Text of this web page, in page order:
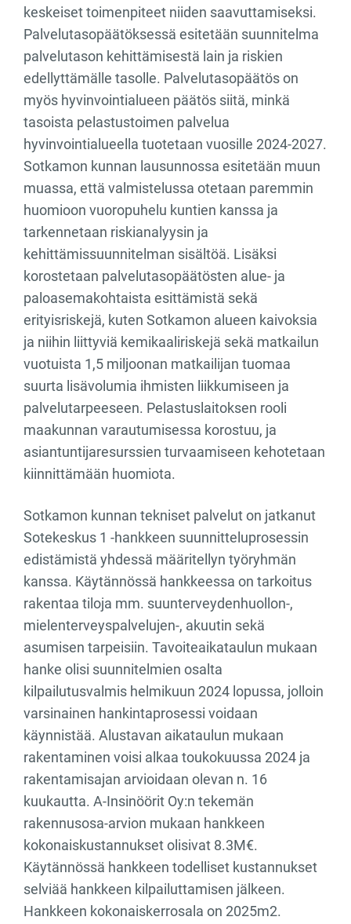
keskeiset toimenpiteet niiden saavuttamiseksi.
Palvelutasopäätöksessä esitetään suunnitelma
palvelutason kehittämisestä lain ja riskien
edellyttämälle tasolle. Palvelutasopäätös on
myös hyvinvointialueen päätös siitä, minkä
tasoista pelastustoimen palvelua
hyvinvointialueella tuotetaan vuosille 2024-2027.
Sotkamon kunnan lausunnossa esitetään muun
muassa, että valmistelussa otetaan paremmin
huomioon vuoropuhelu kuntien kanssa ja
tarkennetaan riskianalyysin ja
kehittämissuunnitelman sisältöä. Lisäksi
korostetaan palvelutasopäätösten alue- ja
paloasemakohtaista esittämistä sekä
erityisriskejä, kuten Sotkamon alueen kaivoksia
ja niihin liittyviä kemikaaliriskejä sekä matkailun
vuotuista 1,5 miljoonan matkailijan tuomaa
suurta lisävolumia ihmisten liikkumiseen ja
palvelutarpeeseen. Pelastuslaitoksen rooli
maakunnan varautumisessa korostuu, ja
asiantuntijaresurssien turvaamiseen kehotetaan
kiinnittämään huomiota.
Sotkamon kunnan tekniset palvelut on jatkanut
Sotekeskus 1 -hankkeen suunnitteluprosessin
edistämistä yhdessä määritellyn työryhmän
kanssa. Käytännössä hankkeessa on tarkoitus
rakentaa tiloja mm. suunterveydenhuollon-,
mielenterveyspalvelujen-, akuutin sekä
asumisen tarpeisiin. Tavoiteaikataulun mukaan
hanke olisi suunnitelmien osalta
kilpailutusvalmis helmikuun 2024 lopussa, jolloin
varsinainen hankintaprosessi voidaan
käynnistää. Alustavan aikataulun mukaan
rakentaminen voisi alkaa toukokuussa 2024 ja
rakentamisajan arvioidaan olevan n. 16
kuukautta. A-Insinöörit Oy:n tekemän
rakennusosa-arvion mukaan hankkeen
kokonaiskustannukset olisivat 8.3M€.
Käytännössä hankkeen todelliset kustannukset
selviää hankkeen kilpailuttamisen jälkeen.
Hankkeen kokonaiskerrosala on 2025m2.